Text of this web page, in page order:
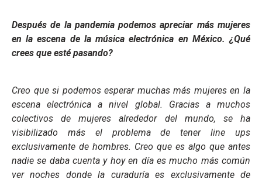
Después de la pandemia podemos apreciar más mujeres
en la escena de la música electrónica en México. ¿Qué
crees que esté pasando?
Creo que si podemos esperar muchas más mujeres en la
escena electrónica a nivel global. Gracias a muchos
colectivos de mujeres alrededor del mundo, se ha
visibilizado más el problema de tener line ups
exclusivamente de hombres. Creo que es algo que antes
nadie se daba cuenta y hoy en día es mucho más común
ver noches donde la curaduría es exclusivamente de